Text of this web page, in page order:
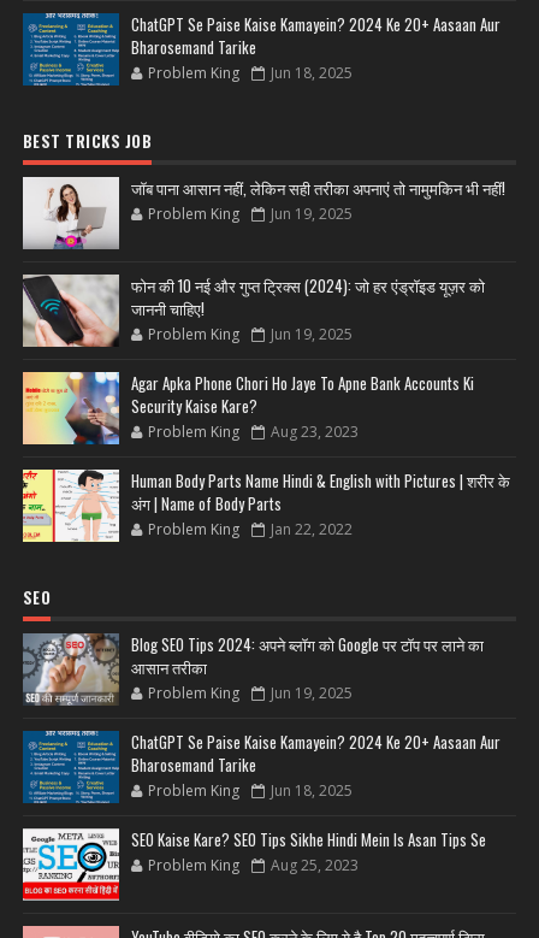
ChatGPT Se Paise Kaise Kamayein? 2024 Ke 20+ Aasaan Aur
Bharosemand Tarike
Problem King Jun 18, 2025
BEST TRICKS JOB
जॉब पाना आसान नहीं, लेकिन सही तरीका अपनाएं तो नामुमकिन भी नहीं!
Problem King Jun 19, 2025
फोन की 10 नई और गुप्त ट्रिक्स (2024): जो हर एंड्रॉइड यूज़र को
जाननी चाहिए!
Problem King Jun 19, 2025
Agar Apka Phone Chori Ho Jaye To Apne Bank Accounts Ki
Security Kaise Kare?
Problem King Aug 23, 2023
Human Body Parts Name Hindi & English with Pictures | शरीर के
अंग | Name of Body Parts
Problem King Jan 22, 2022
SEO
Blog SEO Tips 2024: अपने ब्लॉग को Google पर टॉप पर लाने का
आसान तरीका
Problem King Jun 19, 2025
ChatGPT Se Paise Kaise Kamayein? 2024 Ke 20+ Aasaan Aur
Bharosemand Tarike
Problem King Jun 18, 2025
SEO Kaise Kare? SEO Tips Sikhe Hindi Mein Is Asan Tips Se
Problem King Aug 25, 2023